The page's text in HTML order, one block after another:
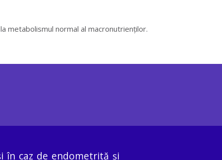
metabolismul normal al macronutrienților.
în caz de endometrită și